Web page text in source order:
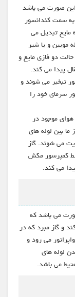
صورت می باشد
سمت کندانسور
مایع تبدیل می
مویین و یا شیر
دو فازی مایع و
پیدا می کند.
تبخیر می شوند و
سرمای خود را
هوای موجود در
بین لوله های
می شوند. گاز
کمپرسور مکش
می کند.
می باشد که
و گاز مبرد که در
می رود و
لوله های
می باشد.